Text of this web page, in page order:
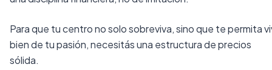
Para que tu centro no solo sobreviva, sino que te permita
bien de tu pasión, necesitás una estructura de precios
sólida.